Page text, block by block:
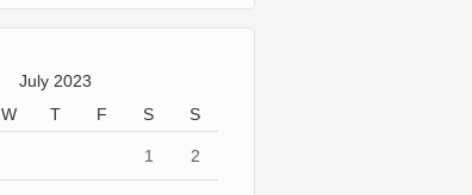
July 2023
W T F S S
1 2